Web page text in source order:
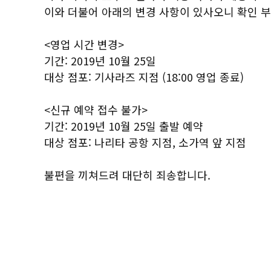
이와 더불어 아래의 변경 사항이 있사오니 확인
<영업 시간 변경>
기간: 2019년 10월 25일
대상 점포: 기사라즈 지점 (18:00 영업 종료)
<신규 예약 접수 불가>
기간: 2019년 10월 25일 출발 예약
대상 점포: 나리타 공항 지점, 소가역 앞 지점
불편을 끼쳐드려 대단히 죄송합니다.